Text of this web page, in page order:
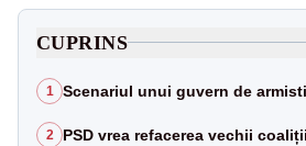
CUPRINS
1 Scenariul unui guvern de
2 PSD vrea refacerea vechii